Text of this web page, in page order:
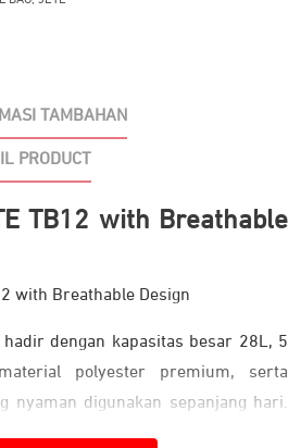
TAMBAHAN
PRODUCT
TB12 with Breathable
dengan kapasitas besar 28L, 5
polyester premium, serta
nyaman digunakan sepanjang hari.